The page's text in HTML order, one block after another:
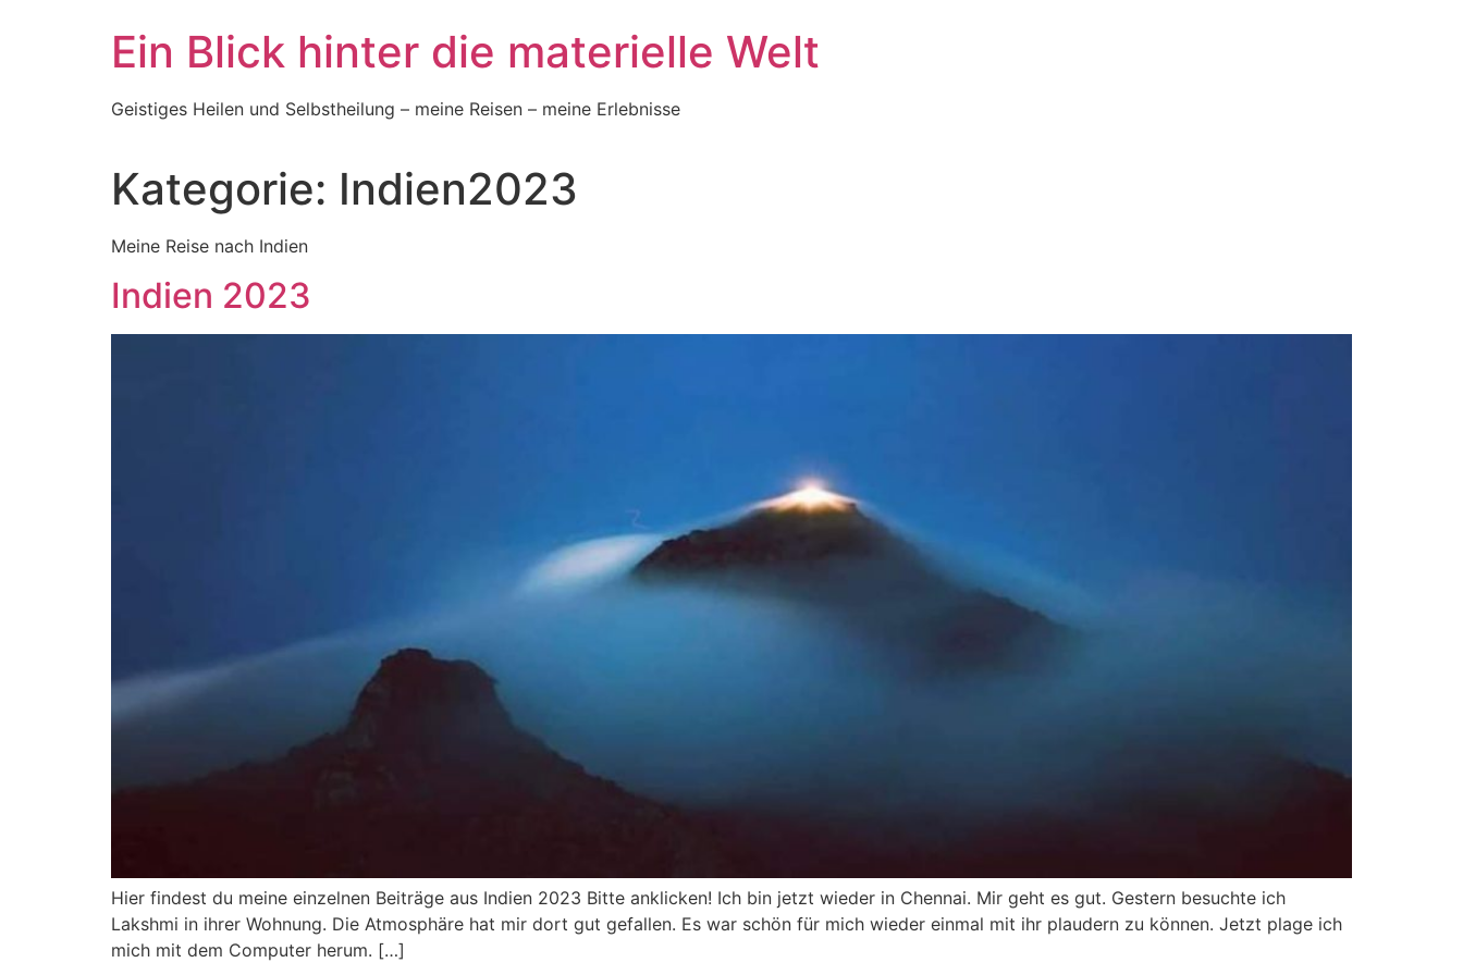
Ein Blick hinter die materielle Welt
Geistiges Heilen und Selbstheilung – meine Reisen – meine Erlebnisse
Kategorie: Indien2023
Meine Reise nach Indien
Indien 2023
Hier findest du meine einzelnen Beiträge aus Indien 2023 Bitte anklicken! Ich bin jetzt wieder in Chennai. Mir geht es gut. Gestern besuchte ich
Lakshmi in ihrer Wohnung. Die Atmosphäre hat mir dort gut gefallen. Es war schön für mich wieder einmal mit ihr plaudern zu können. Jetzt plage ich
mich mit dem Computer herum. […]